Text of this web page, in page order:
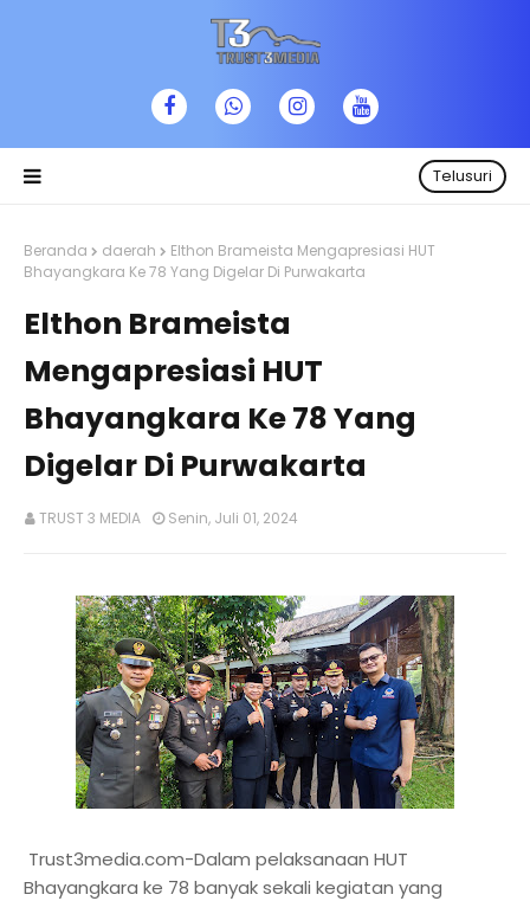
Telusuri
Beranda daerah
Elthon Brameista Mengapresiasi HUT
Bhayangkara Ke 78 Yang Digelar Di Purwakarta
Elthon Brameista
Mengapresiasi HUT
Bhayangkara Ke 78 Yang
Digelar Di Purwakarta
TRUST 3 MEDIA Senin, Juli 01, 2024
Trust3media.com-Dalam pelaksanaan HUT
Bhayangkara ke 78 banyak sekali kegiatan yang